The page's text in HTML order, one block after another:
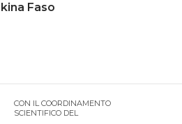
Faso
CON IL COORDINAMENTO
SCIENTIFICO DEL